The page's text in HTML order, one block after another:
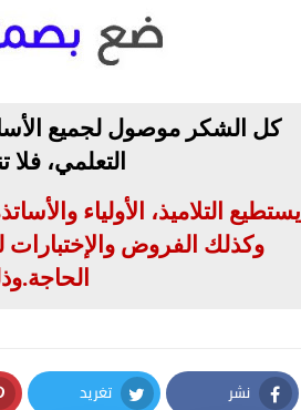
كل الشكر موصول لجميع
التعلمي،
يستطيع التلاميذ، الأولياء
وكذلك الفروض والإختبارات
الحاجة.
نشر تغريد